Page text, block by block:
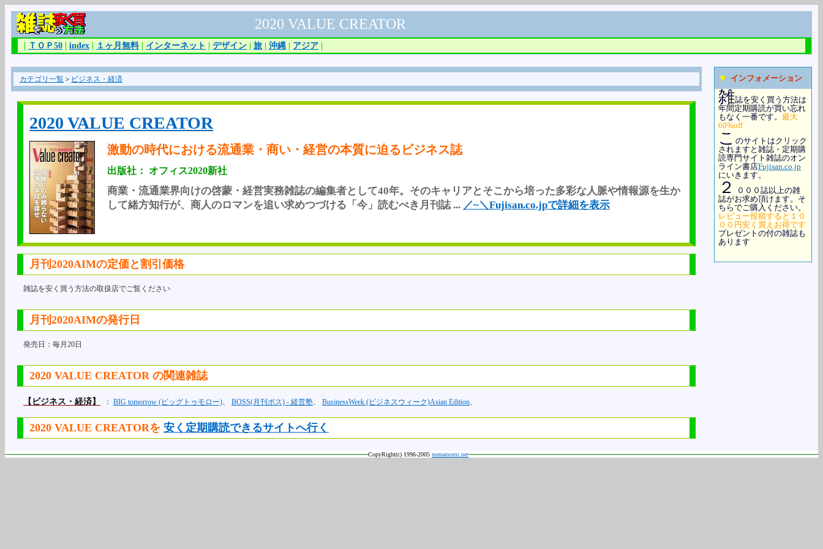
2020 VALUE CREATOR
ＴＯＰ50 index １ヶ月無料| インターネット デザイン 旅 沖縄 アジア
カテゴリ一覧 ＞ ビジネス・経済
2020 VALUE CREATOR
激動の時代における流通業・商い・経営の本質に迫るビジネス誌
出版社： オフィス2020新社
商業・流通業界向けの啓蒙・経営実務雑誌の編集者として40年。そのキャリアとそこから培った多彩な人脈や情報源を生か
して緒方知行が、商人のロマンを追い求めつづける「今」読むべき月刊誌 ... ／~＼Fujisan.co.jpで詳細を表示
月刊2020AIMの定価と割引価格
雑誌を安く買う方法の取扱店でご覧ください
月刊2020AIMの発行日
発売日：毎月20日
2020 VALUE CREATOR の関連雑誌
【ビジネス・経済】 ： BIG tomorrow (ビッグトゥモロー)、 BOSS(月刊ボス) - 経営塾、 BusinessWeek (ビジネスウィーク)Asian Edition、
2020 VALUE CREATORを 安く定期購読できるサイトへ行く
インフォメーション
雑誌を安く買う方法は
年間定期購読が買い忘れ
もなく一番です。 最大
60%off
こ のサイトはクリック
されますと雑誌・定期購
読専門サイト雑誌のオン
ライン書店Fujisan.co.jp
にいきます。
２
０００誌以上の雑
誌がお求め頂けます。そ
ちらでご購入ください。
レビュー投稿すると１０
００円安く買えお得です
プレゼントの付の雑誌も
あります
CopyRight(c) 1996-2005 menamomi.net